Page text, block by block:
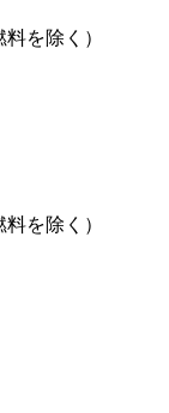
を除く）
を除く）